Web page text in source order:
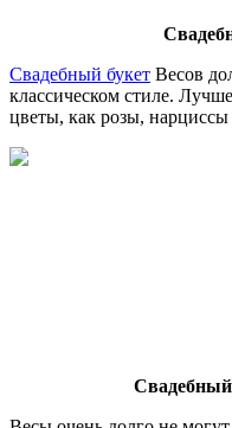
Свадебный букет Весов
классическом стиле.
цветы, как розы, нарциссы
Свадебный